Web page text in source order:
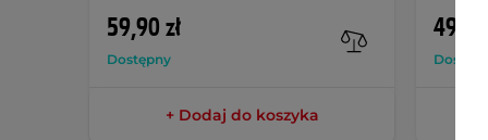
59,90 zł
Dostępny
+ Dodaj do koszyka
49,90